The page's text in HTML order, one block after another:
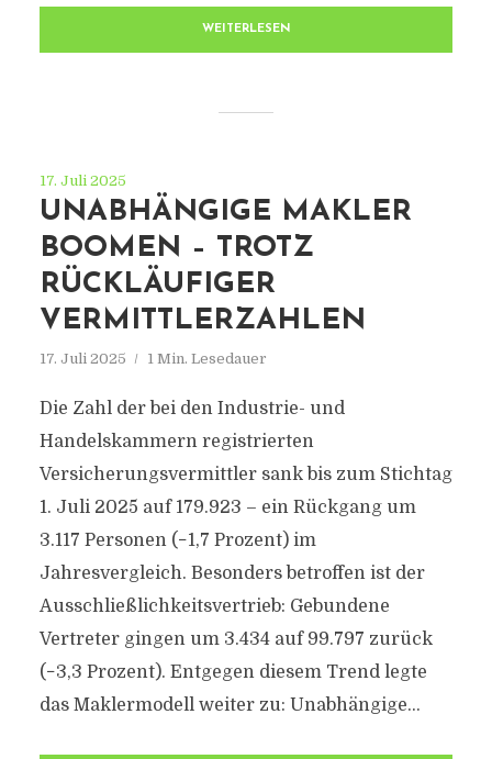
WEITERLESEN
17. Juli 2025
UNABHÄNGIGE MAKLER
BOOMEN – TROTZ
RÜCKLÄUFIGER
VERMITTLERZAHLEN
17. Juli 2025 1 Min. Lesedauer
Die Zahl der bei den Industrie- und
Handelskammern registrierten
Versicherungsvermittler sank bis zum Stichtag
1. Juli 2025 auf 179.923 – ein Rückgang um
3.117 Personen (−1,7 Prozent) im
Jahresvergleich. Besonders betroffen ist der
Ausschließlichkeitsvertrieb: Gebundene
Vertreter gingen um 3.434 auf 99.797 zurück
(−3,3 Prozent). Entgegen diesem Trend legte
das Maklermodell weiter zu: Unabhängige...